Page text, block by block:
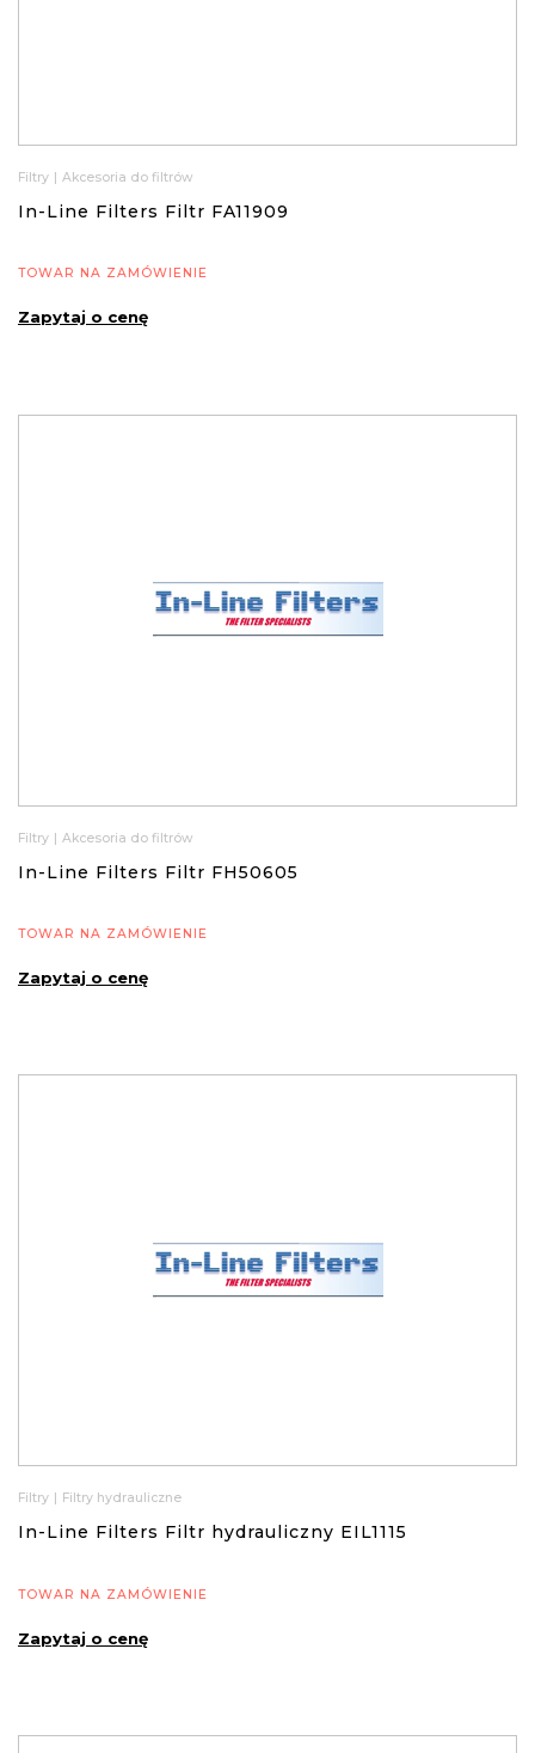
Filtry | Akcesoria do filtrów
In-Line Filters Filtr FA11909
TOWAR NA ZAMÓWIENIE
Zapytaj o cenę
Filtry | Akcesoria do filtrów
In-Line Filters Filtr FH50605
TOWAR NA ZAMÓWIENIE
Zapytaj o cenę
Filtry Filtry hydrauliczne
In-Line Filters Filtr hydrauliczny EIL1115
TOWAR NA ZAMÓWIENIE
Zapytaj o cenę